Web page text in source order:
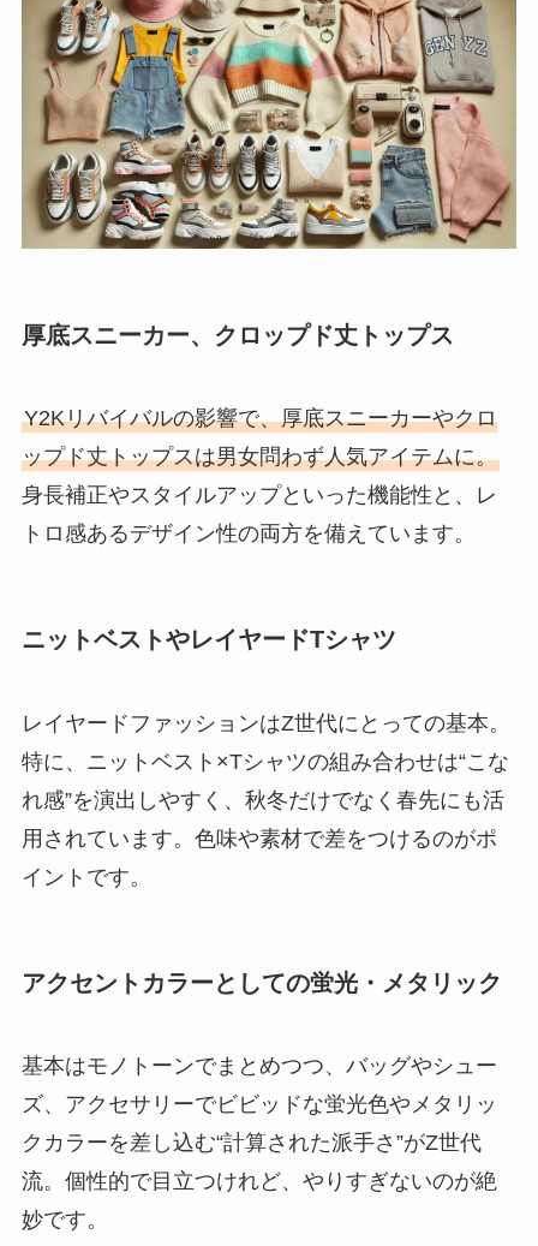
厚底スニーカー、クロップド丈トップス
Y2Kリバイバルの影響で、厚底スニーカーやクロ
ップド丈トップスは男女問わず人気アイテムに。
身長補正やスタイルアップといった機能性と、レ
トロ感あるデザイン性の両方を備えています。
ニットベストやレイヤードTシャツ
レイヤードファッションはZ世代にとっての基本。
特に、ニットベスト×Tシャツの組み合わせは“こな
れ感”を演出しやすく、秋冬だけでなく春先にも活
用されています。色味や素材で差をつけるのがポ
イントです。
アクセントカラーとしての蛍光・メタリック
基本はモノトーンでまとめつつ、バッグやシュー
ズ、アクセサリーでビビッドな蛍光色やメタリッ
クカラーを差し込む“計算された派手さ”がZ世代
流。個性的で目立つけれど、やりすぎないのが絶
妙です。